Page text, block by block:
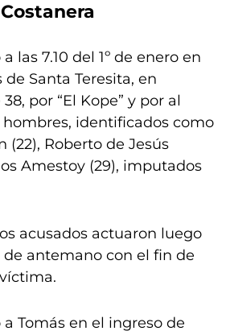
las 7.10 del 1º de enero en
Santa Teresita, en
por “El Kope” y por al
identificados como
(22), Roberto de Jesús
Amestoy (29), imputados
acusados actuaron luego
antemano con el fin de
Tomás en el ingreso de